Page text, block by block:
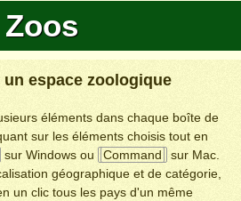
Zoos
un espace zoologique
éléments dans chaque boîte de
sur les éléments choisis tout en
sur Windows ou Command
sur Mac.
géographique et de catégorie,
un clic tous les pays d'un même